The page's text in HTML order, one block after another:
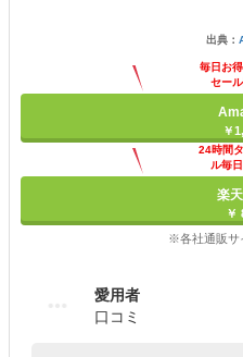
出典：
毎日お
セー
￥
24時間
ル毎
楽
￥
※各社通販サ
愛用者
口コミ